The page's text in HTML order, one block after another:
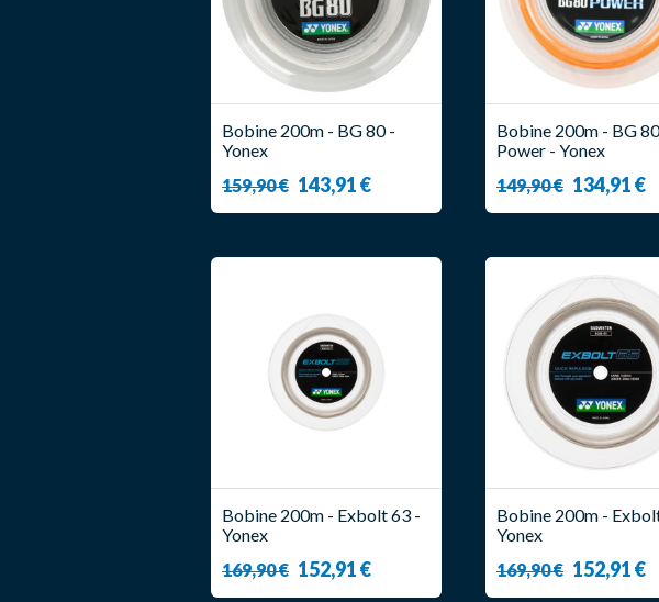
Bobine 200m - BG 80 -
Yonex
159,90 € 143,91 €
Bobine 200m - BG 80
Power - Yonex
149,90 € 134,91 €
Bobine 200m - Exbolt 63 -
Yonex
169,90 € 152,91 €
Bobine 200m -
Yonex
169,90 € 152,91 €